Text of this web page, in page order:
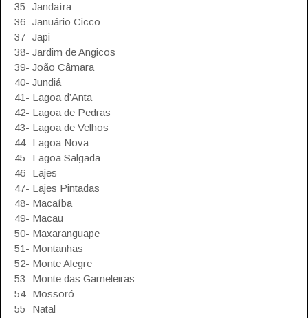
35- Jandaíra
36- Januário Cicco
37- Japi
38- Jardim de Angicos
39- João Câmara
40- Jundiá
41- Lagoa d’Anta
42- Lagoa de Pedras
43- Lagoa de Velhos
44- Lagoa Nova
45- Lagoa Salgada
46- Lajes
47- Lajes Pintadas
48- Macaíba
49- Macau
50- Maxaranguape
51- Montanhas
52- Monte Alegre
53- Monte das Gameleiras
54- Mossoró
55- Natal